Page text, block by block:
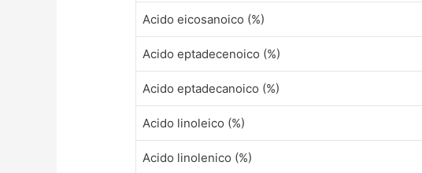
Acido eicosanoico (%)
Acido eptadecenoico (%)
Acido eptadecanoico (%)
Acido linoleico (%)
Acido linolenico (%)